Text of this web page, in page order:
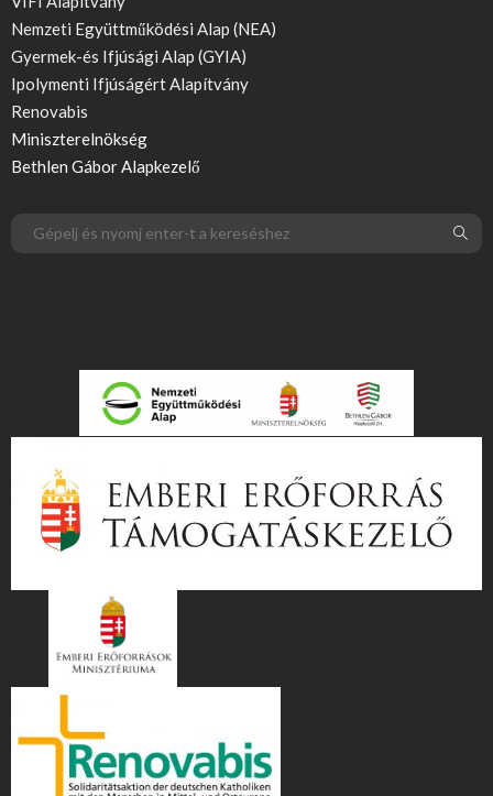
Nemzeti Együttműködési Alap (NEA)
Gyermek-és Ifjúsági Alap (GYIA)
Ipolymenti Ifjúságért Alapítvány
Renovabis
Miniszterelnökség
Bethlen Gábor Alapkezelő